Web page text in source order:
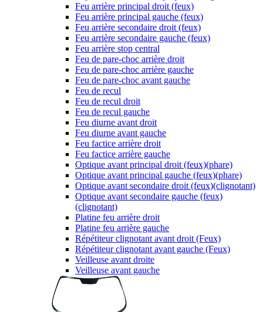
Feu arrière principal droit (feux)
Feu arrière principal gauche (feux)
Feu arrière secondaire droit (feux)
Feu arrière secondaire gauche (feux)
Feu arrière stop central
Feu de pare-choc arrière droit
Feu de pare-choc arrière gauche
Feu de pare-choc avant gauche
Feu de recul
Feu de recul droit
Feu de recul gauche
Feu diurne avant droit
Feu diurne avant gauche
Feu factice arrière droit
Feu factice arrière gauche
Optique avant principal droit (feux)(phare)
Optique avant principal gauche (feux)(phare)
Optique avant secondaire droit (feux)(clignotant)
Optique avant secondaire gauche (feux)
(clignotant)
Platine feu arrière droit
Platine feu arrière gauche
Répétiteur clignotant avant droit (Feux)
Répétiteur clignotant avant gauche (Feux)
Veilleuse avant droite
Veilleuse avant gauche